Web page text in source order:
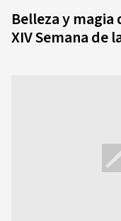
Belleza y
XIV Semana de